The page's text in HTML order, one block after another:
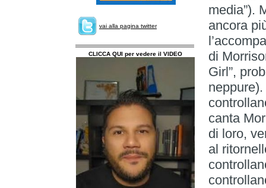
vai alla pagina twitter
CLICCA QUI per vedere il VIDEO
media”).
ancora
di
Girl”,
canta
di loro,
al